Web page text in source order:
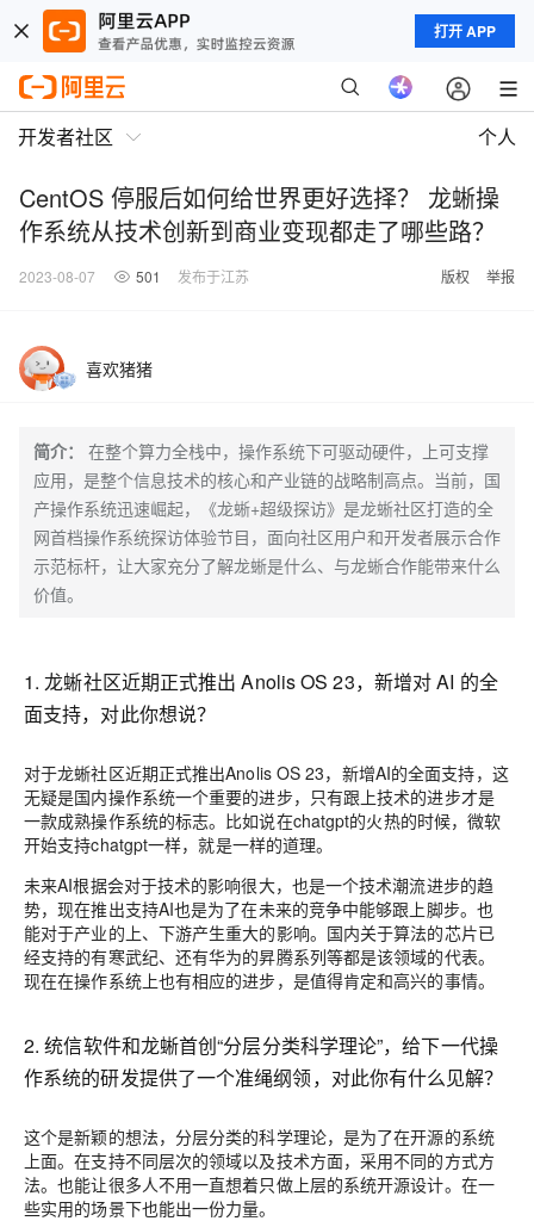
打开 APP
开发者社区 个人
CentOS 停服后如何给世界更好选择？ 龙蜥操
作系统从技术创新到商业变现都走了哪些路？
2023-08-07 501 发布于江苏 版权 举报
喜欢猪猪
简介：
在整个算力全栈中，操作系统下可驱动硬件，上可支撑
应用，是整个信息技术的核心和产业链的战略制高点。当前，国
产操作系统迅速崛起，《龙蜥+超级探访》是龙蜥社区打造的全
网首档操作系统探访体验节目，面向社区用户和开发者展示合作
示范标杆，让大家充分了解龙蜥是什么、与龙蜥合作能带来什么
价值。
1. 龙蜥社区近期正式推出 Anolis OS 23，新增对 AI 的全
面支持，对此你想说？
对于龙蜥社区近期正式推出Anolis OS 23，新增AI的全面支持，这
无疑是国内操作系统一个重要的进步，只有跟上技术的进步才是
一款成熟操作系统的标志。比如说在chatgpt的火热的时候，微软
开始支持chatgpt一样，就是一样的道理。
未来AI根据会对于技术的影响很大，也是一个技术潮流进步的趋
势，现在推出支持AI也是为了在未来的竞争中能够跟上脚步。也
能对于产业的上、下游产生重大的影响。国内关于算法的芯片已
经支持的有寒武纪、还有华为的昇腾系列等都是该领域的代表。
现在在操作系统上也有相应的进步，是值得肯定和高兴的事情。
2. 统信软件和龙蜥首创“分层分类科学理论”，给下一代操
作系统的研发提供了一个准绳纲领，对此你有什么见解？
这个是新颖的想法，分层分类的科学理论，是为了在开源的系统
上面。在支持不同层次的领域以及技术方面，采用不同的方式方
法。也能让很多人不用一直想着只做上层的系统开源设计。在一
些实用的场景下也能出一份力量。